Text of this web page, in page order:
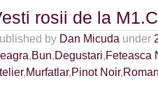
rosii de la
by Dan Micuda under
,Bun,Degustari,Feteasca
,Murfatlar,Pinot Noir,